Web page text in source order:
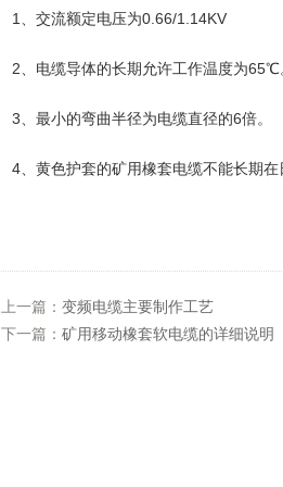
1、交流额定电压为0.66/1.14KV
2、电缆导体的长期允许工作温度为65℃
3、最小的弯曲半径为电缆直径的6倍。
4、黄色护套的矿用橡套电缆不能长期在
上一篇： 变频电缆主要制作工艺
下一篇： 矿用移动橡套软电缆的详细说明